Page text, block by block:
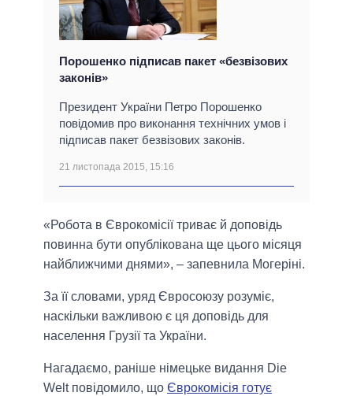
Порошенко підписав пакет «безвізових
законів»
Президент України Петро Порошенко
повідомив про виконання технічних умов і
підписав пакет безвізових законів.
21 листопада 2015, 15:16
«Робота в Єврокомісії триває й доповідь
повинна бути опублікована ще цього місяця
найближчими днями», – запевнила Могеріні.
За її словами, уряд Євросоюзу розуміє,
наскільки важливою є ця доповідь для
населення Грузії та України.
Нагадаємо, раніше німецьке видання Die
Welt повідомило, що Єврокомісія готує